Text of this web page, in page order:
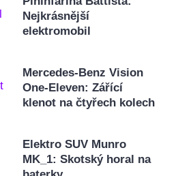
Nejkrásnější
elektromobil
Mercedes-Benz Vision
One-Eleven: Zářící
klenot na čtyřech kolech
Elektro SUV Munro
MK_1: Skotský horal na